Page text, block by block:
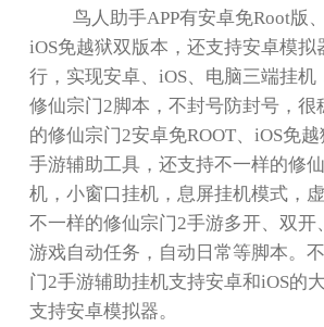
鸟人助手APP有安卓免Root版
iOS免越狱双版本，还支持安卓模拟
行，实现安卓、iOS 、电脑三端挂
修仙宗门2脚本，不封号防封号，很
的修仙宗门2安卓免ROOT 、iOS免
手游辅助工具，还支持不一样的修
机，小窗口挂机，息屏挂机模式，虚
不一样的修仙宗门2手游多开、双开
游戏自动任务，自动日常等脚本。
门2手游辅助挂机支持安卓和iOS的
支持安卓模拟器。